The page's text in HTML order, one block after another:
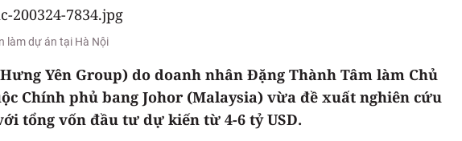
làm dự án tại Hà Nội
Yên Group) do doanh nhân Đặng Thành Tâm làm Chủ
Chính phủ bang Johor (Malaysia) vừa đề xuất nghiên cứu
tổng vốn đầu tư dự kiến từ 4-6 tỷ USD.